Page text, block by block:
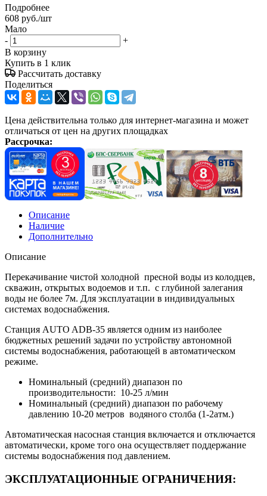
Подробнее
608 руб./шт
Мало
-
+
В корзину
Купить в 1 клик
Рассчитать доставку
Поделиться
Цена действительна только для интернет-магазина и может
отличаться от цен на других площадках
Рассрочка:
Описание
Наличие
Дополнительно
Описание
Перекачивание чистой холодной пресной воды из колодцев,
скважин, открытых водоемов и т.п. с глубиной залегания
воды не более 7м. Для эксплуатации в индивидуальных
системах водоснабжения.
Станция AUTO ADB-35 является одним из наиболее
бюджетных решений задачи по устройству автономной
системы водоснабжения, работающей в автоматическом
режиме.
Номинальный (средний) диапазон по
производительности: 10-25 л/мин
Номинальный (средний) диапазон по рабочему
давлению 10-20 метров водяного столба (1-2атм.)
Автоматическая насосная станция включается и отключается
автоматически, кроме того она осуществляет поддержание
системы водоснабжения под давлением.
ЭКСПЛУАТАЦИОННЫЕ ОГРАНИЧЕНИЯ: